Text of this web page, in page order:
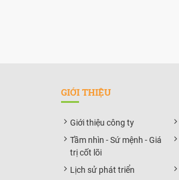
GIỚI THIỆU
Giới thiệu công ty
Tầm nhìn - Sứ mệnh - Giá
trị cốt lõi
Lịch sử phát triển